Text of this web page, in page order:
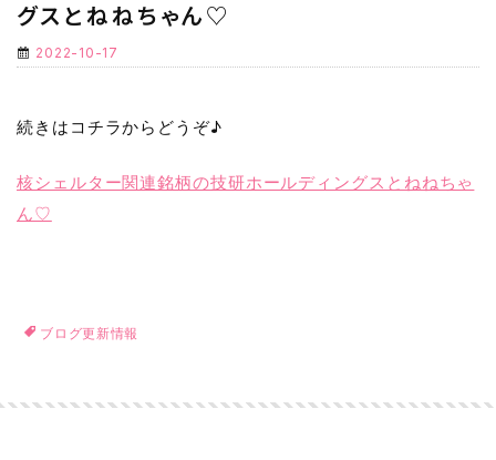
グスとねねちゃん♡
2022-10-17
続きはコチラからどうぞ♪
核シェルター関連銘柄の技研ホールディングスとねねちゃ
ん♡
ブログ更新情報